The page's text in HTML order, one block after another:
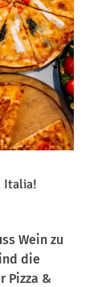
Italia!
Wein zu
die
Pizza &